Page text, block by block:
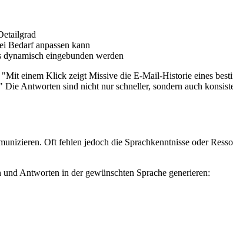
Bedarf anpassen kann
eingebunden werden
einem Klick zeigt Missive die E-Mail-Historie eines
Antworten sind nicht nur schneller, sondern auch
Oft fehlen jedoch die Sprachkenntnisse oder
Antworten in der gewünschten Sprache generieren: